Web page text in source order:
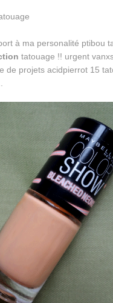
à ma personalité ptibou
tatouage !! urgent
de projets acidpierrot 15